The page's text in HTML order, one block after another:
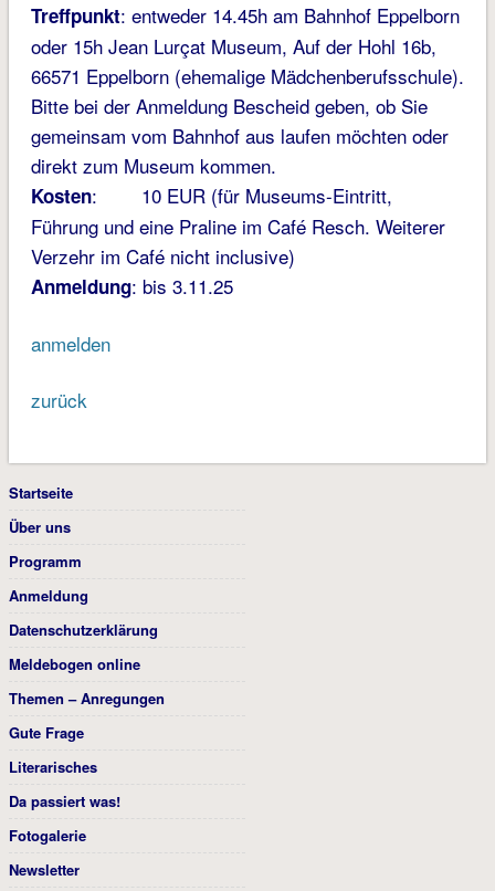
Treffpunkt: entweder 14.45h am Bahnhof Eppelborn
oder 15h Jean Lurçat Museum, Auf der Hohl 16b,
66571 Eppelborn (ehemalige Mädchenberufsschule).
Bitte bei der Anmeldung Bescheid geben, ob Sie
gemeinsam vom Bahnhof aus laufen möchten oder
direkt zum Museum kommen.
Kosten: 10 EUR (für Museums-Eintritt,
Führung und eine Praline im Café Resch. Weiterer
Verzehr im Café nicht inclusive)
Anmeldung: bis 3.11.25
anmelden
zurück
Startseite
Über uns
Programm
Anmeldung
Datenschutzerklärung
Meldebogen online
Themen – Anregungen
Gute Frage
Literarisches
Da passiert was!
Fotogalerie
Newsletter